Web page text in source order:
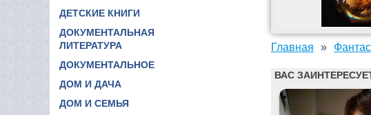
ДЕТСКИЕ КНИГИ
ДОКУМЕНТАЛЬНАЯ
ЛИТЕРАТУРА
ДОКУМЕНТАЛЬНОЕ
ДОМ И ДАЧА
ДОМ И СЕМЬЯ
Главная